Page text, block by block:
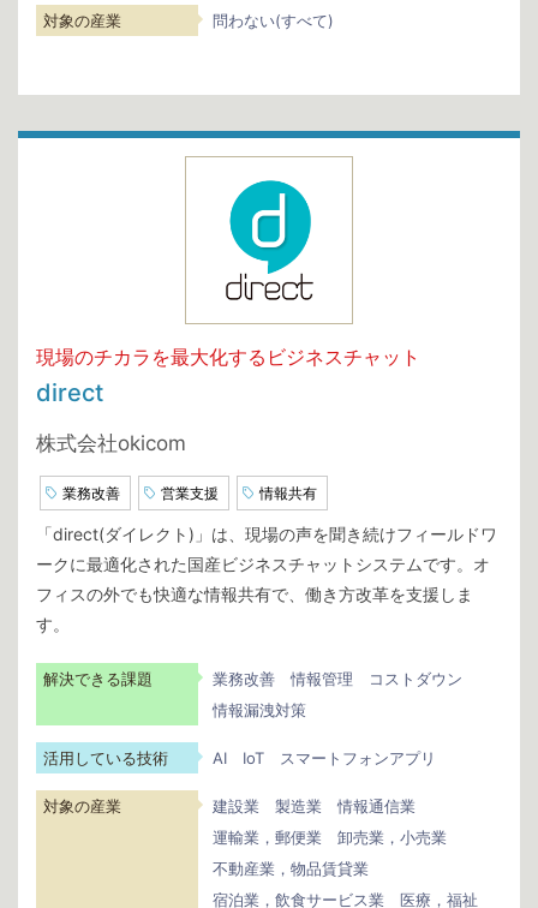
対象の産業 問わない(すべて)
現場のチカラを最大化するビジネスチャット
direct
株式会社okicom
業務改善 営業支援 情報共有
「direct(ダイレクト)」は、現場の声を聞き続けフィールドワ
ークに最適化された国産ビジネスチャットシステムです。オ
フィスの外でも快適な情報共有で、働き方改革を支援しま
す。
解決できる課題 業務改善 情報管理
コストダウン
情報漏洩対策
活用している技術 AI IoT スマートフォンアプリ
対象の産業 建設業 製造業
情報通信業
運輸業，郵便業
卸売業，小売業
不動産業，物品賃貸業
宿泊業，飲食サービス業
医療，福祉